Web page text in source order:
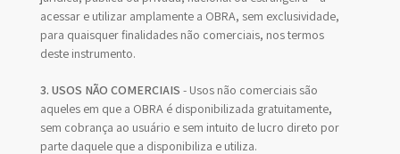
acessar e utilizar amplamente a OBRA, sem exclusividade,
para quaisquer finalidades não comerciais, nos termos
deste instrumento.
3. USOS NÃO COMERCIAIS - Usos não comerciais são
aqueles em que a OBRA é disponibilizada gratuitamente,
sem cobrança ao usuário e sem intuito de lucro direto por
parte daquele que a disponibiliza e utiliza.